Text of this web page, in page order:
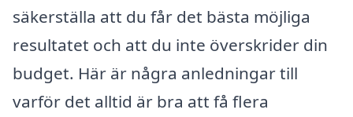
säkerställa att du får det bästa möjliga
resultatet och att du inte överskrider din
budget. Här är några anledningar till
varför det alltid är bra att få flera